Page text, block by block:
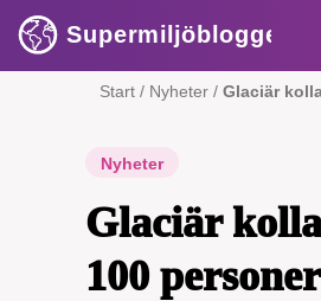
Supermiljöbloggen
Start / Nyheter / Glaciär
Nyheter
Glaciär
100